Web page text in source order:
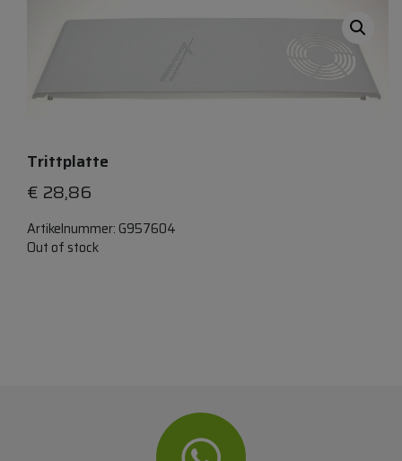
Trittplatte
€ 28,86
Artikelnummer: G957604
Out of stock